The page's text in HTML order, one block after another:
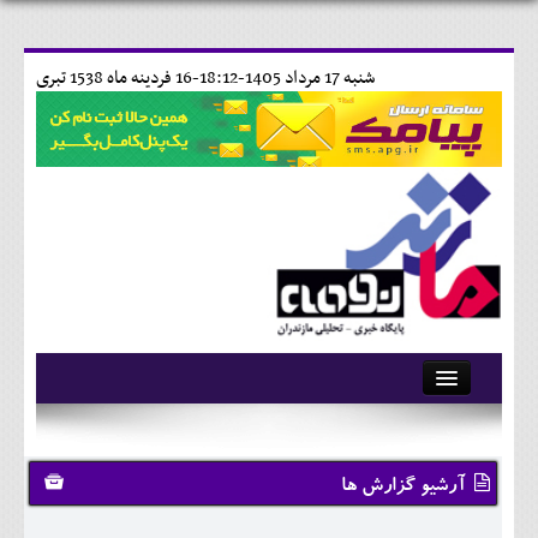
16 فردينه ماه 1538 تبری شنبه 17 مرداد 1405-18:12-
آرشیو
تماس با ما
وبلاگ
آرشیو گزارش ها